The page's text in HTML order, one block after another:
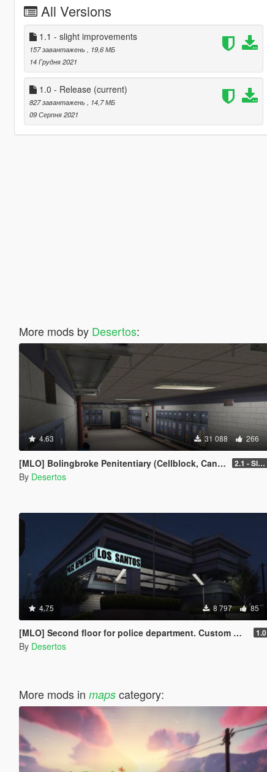
All Versions
1.1 - slight improvements
157 завантажень
, 19,6 МБ
14 Грудня 2021
1.0 - Release (current)
827 завантажень
, 14,7 МБ
09 Серпня 2021
More mods by Desertos:
4.63 31 088 266
[MLO] Bolingbroke Penitentiary (Cellblock, Canteen, Reception) 2.1 - Slight fixes
By Desertos
4.75 8 797 85
[MLO] Second floor for police department. Custom minimap. 1.0
By Desertos
More mods in mapscategory: